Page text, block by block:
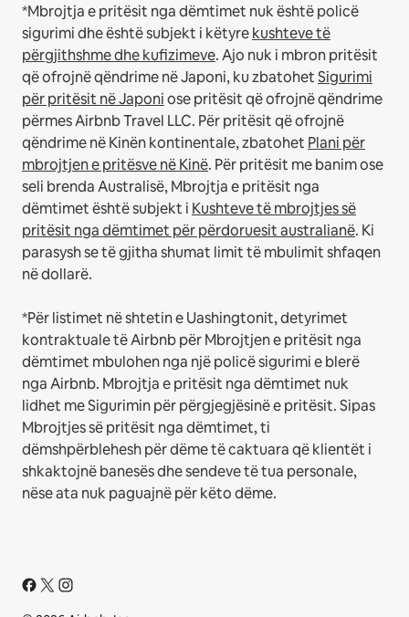
*Mbrojtja e pritësit nga dëmtimet nuk është policë
sigurimi dhe është subjekt i këtyrekushteve të
përgjithshme dhe kufizimeve.Ajo nuk i mbron pritësit
që ofrojnë qëndrime në Japoni, ku zbatohetSigurimi
për pritësit në Japoniose pritësit që ofrojnë qëndrime
përmes Airbnb Travel LLC. Për pritësit që ofrojnë
qëndrime në Kinën kontinentale, zbatohet Plani për
mbrojtjen e pritësve në Kinë. Për pritësit me banim ose
seli brenda Australisë, Mbrojtja e pritësit nga
dëmtimet është subjekt i Kushteve të mbrojtjes së
pritësit nga dëmtimet për përdoruesit australianë. Ki
parasysh se të gjitha shumat limit të mbulimit shfaqen
në dollarë.
*Për listimet në shtetin e Uashingtonit, detyrimet
kontraktuale të Airbnb për Mbrojtjen e pritësit nga
dëmtimet mbulohen nga një policë sigurimi e blerë
nga Airbnb. Mbrojtja e pritësit nga dëmtimet nuk
lidhet me Sigurimin për përgjegjësinë e pritësit. Sipas
Mbrojtjes së pritësit nga dëmtimet, ti
dëmshpërblehesh për dëme të caktuara që klientët i
shkaktojnë banesës dhe sendeve të tua personale,
nëse ata nuk paguajnë për këto dëme.